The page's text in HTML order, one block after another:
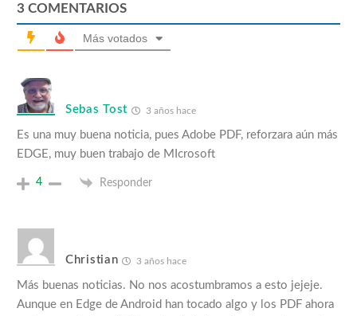
3 COMENTARIOS
Más votados
Sebas Tost 3 años hace
Es una muy buena noticia, pues Adobe PDF, reforzara aún más
EDGE, muy buen trabajo de MIcrosoft
4 Responder
Christian 3 años hace
Más buenas noticias. No nos acostumbramos a esto jejeje.
Aunque en Edge de Android han tocado algo y los PDF ahora